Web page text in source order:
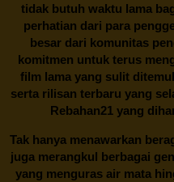
tidak butuh waktu lama
perhatian dari para
besar dari komunitas
komitmen untuk terus
film lama yang sulit
serta rilisan terbaru yang
Rebahan21 yang
Tak hanya menawarkan
juga merangkul berbagai
yang menguras air mata